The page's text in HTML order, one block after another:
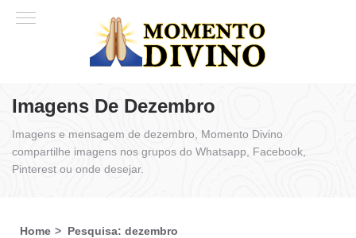
Imagens De Dezembro
Imagens e mensagem de dezembro, Momento Divino
compartilhe imagens nos grupos do Whatsapp, Facebook,
Pinterest ou onde desejar.
Home Pesquisa: dezembro